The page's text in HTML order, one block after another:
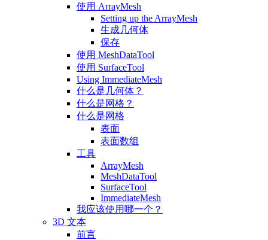
使用 ArrayMesh
Setting up the ArrayMesh
生成几何体
保存
使用 MeshDataTool
使用 SurfaceTool
Using ImmediateMesh
什么是几何体？
什么是网格？
什么是网格
表面
表面数组
工具
ArrayMesh
MeshDataTool
SurfaceTool
ImmediateMesh
我应该使用哪一个？
3D 文本
前言